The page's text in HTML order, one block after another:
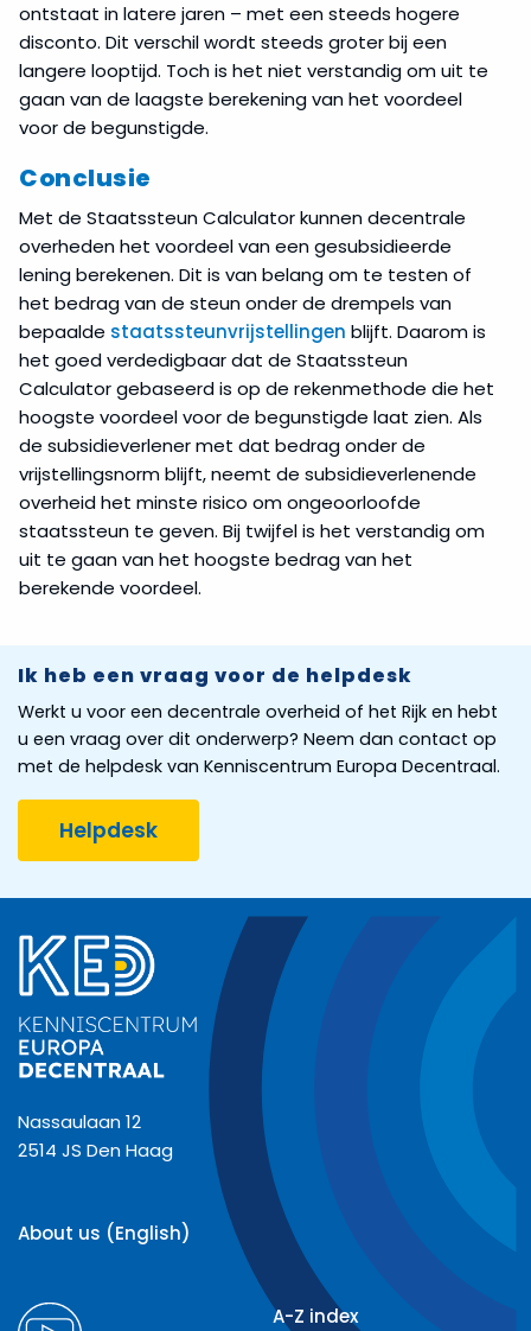
ontstaat in latere jaren – met een steeds hogere
disconto. Dit verschil wordt steeds groter bij een
langere looptijd. Toch is het niet verstandig om uit te
gaan van de laagste berekening van het voordeel
voor de begunstigde.
Conclusie
Met de Staatssteun Calculator kunnen decentrale
overheden het voordeel van een gesubsidieerde
lening berekenen. Dit is van belang om te testen of
het bedrag van de steun onder de drempels van
bepaalde staatssteunvrijstellingen blijft. Daarom is
het goed verdedigbaar dat de Staatssteun
Calculator gebaseerd is op de rekenmethode die het
hoogste voordeel voor de begunstigde laat zien. Als
de subsidieverlener met dat bedrag onder de
vrijstellingsnorm blijft, neemt de subsidieverlenende
overheid het minste risico om ongeoorloofde
staatssteun te geven. Bij twijfel is het verstandig om
uit te gaan van het hoogste bedrag van het
berekende voordeel.
Ik heb een vraag voor de helpdesk
Werkt u voor een decentrale overheid of het Rijk en hebt
u een vraag over dit onderwerp? Neem dan contact op
met de helpdesk van Kenniscentrum Europa Decentraal.
Helpdesk
Nassaulaan 12
2514 JS Den Haag
About us (English)
A-Z index